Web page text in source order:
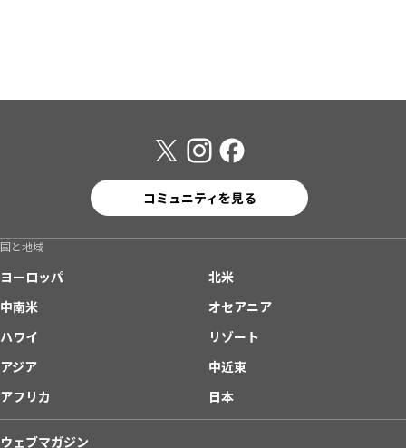
コミュニティを見る
国と地域
ヨーロッパ
北米
中南米
オセアニア
ハワイ
リゾート
アジア
中近東
アフリカ
日本
ウェブマガジン